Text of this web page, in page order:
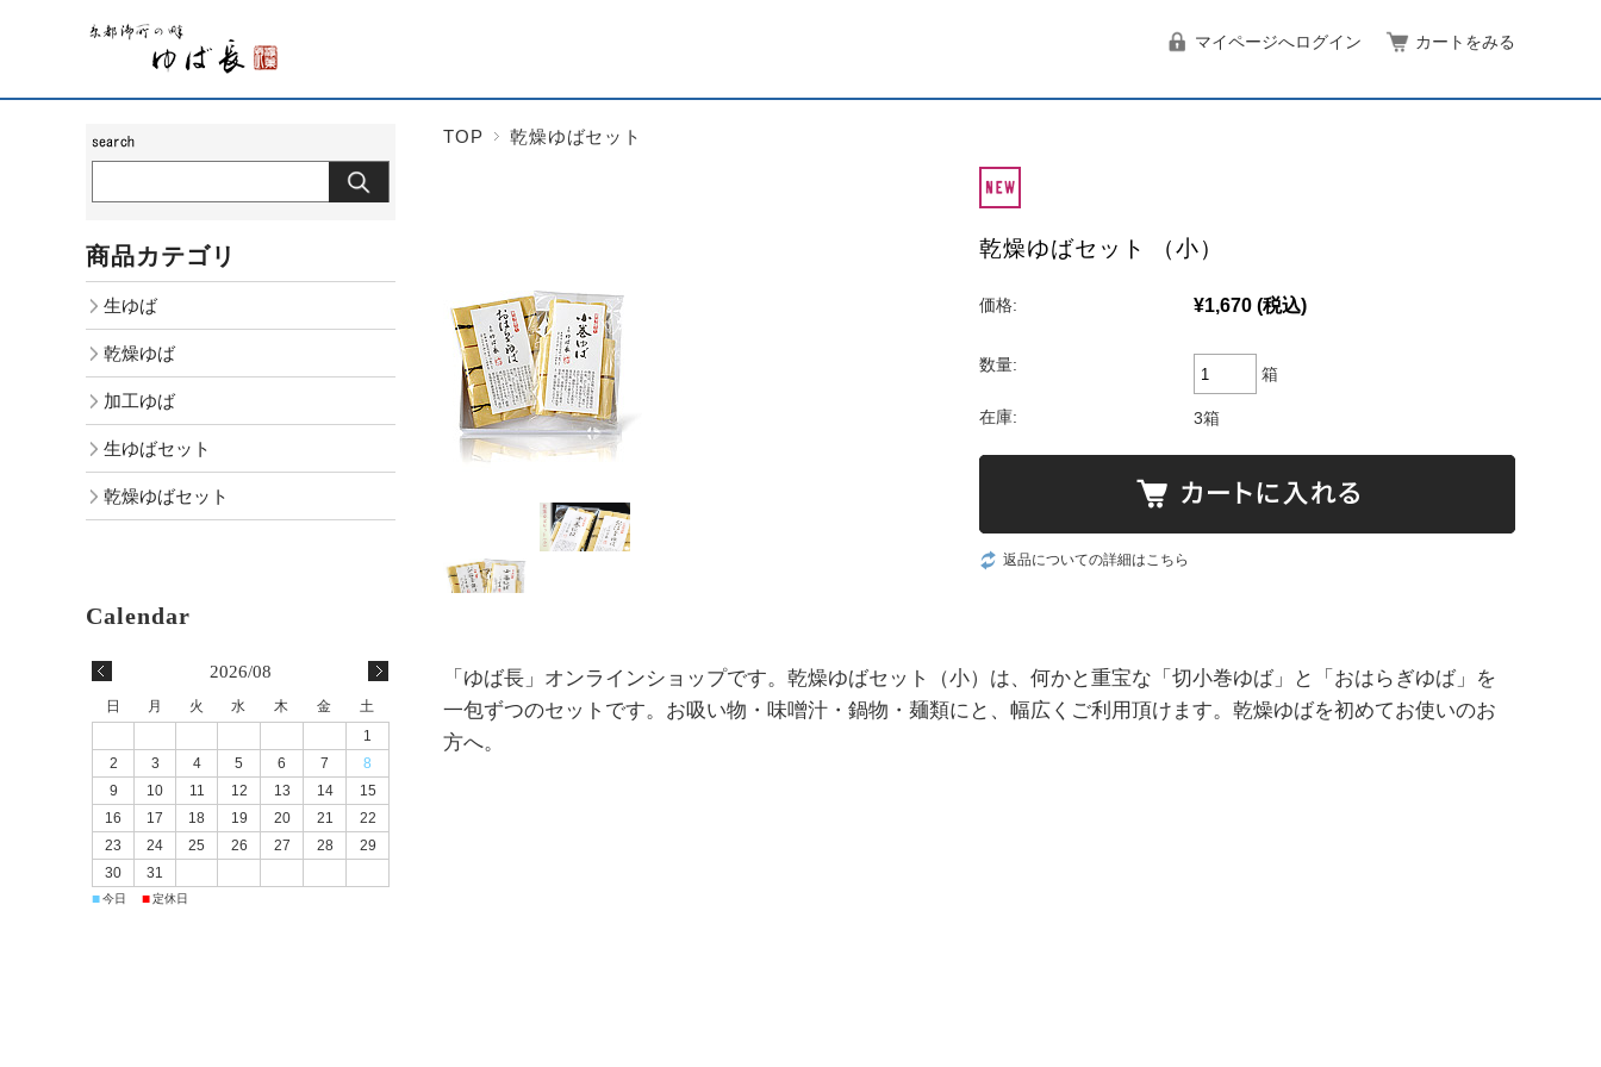
マイページへログイン カートをみる
TOP 乾燥ゆばセット
乾燥ゆばセット （小）
価格: ¥1,670 (税込)
数量: 箱
在庫: 3箱
返品についての詳細はこちら
「ゆば長」オンラインショップです。乾燥ゆばセット（小）は、何かと重宝な「切小巻ゆば」と「おはらぎゆば」を
一包ずつのセットです。お吸い物・味噌汁・鍋物・麺類にと、幅広くご利用頂けます。乾燥ゆばを初めてお使いのお
方へ。
商品カテゴリ
生ゆば
乾燥ゆば
加工ゆば
生ゆばセット
乾燥ゆばセット
2026/08
日 月 火 水 木 金
土
1
2
3 4 5 6 7
8
9
10 11 12 13 14
15
16
17 18 19 20 21
22
23
24 25 26 27 28
29
30
31
■今日 ■定休日